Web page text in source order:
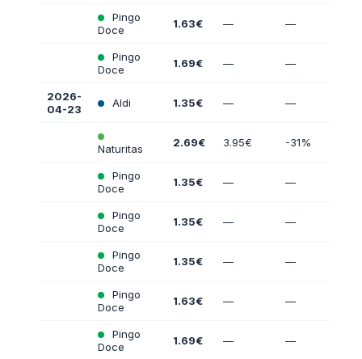
Pingo
Doce
1.63€ — —
Pingo
Doce
1.69€ — —
2026-
04-23
Aldi 1.35€ — —
Naturitas 2.69€ 3.95€ -31%
Pingo
Doce
1.35€ — —
Pingo
Doce
1.35€ — —
Pingo
Doce
1.35€ — —
Pingo
Doce
1.63€ — —
Pingo
Doce
1.69€ — —